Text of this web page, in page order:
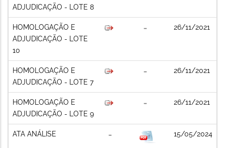
ADJUDICAÇÃO - LOTE 8
HOMOLOGAÇÃO E
ADJUDICAÇÃO - LOTE
10
26/11/2021
HOMOLOGAÇÃO E
ADJUDICAÇÃO - LOTE 7
26/11/2021
HOMOLOGAÇÃO E
ADJUDICAÇÃO - LOTE 9
26/11/2021
ATA ANÁLISE 15/05/2024